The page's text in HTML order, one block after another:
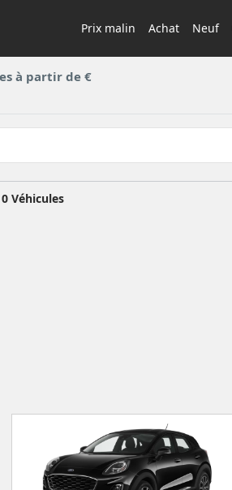
Prix malin Achat Neuf
à partir de €
0 Véhicules